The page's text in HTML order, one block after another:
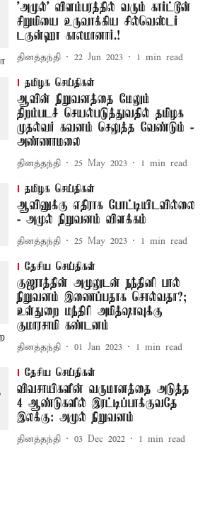
'அமுல்' விளம்பரத்தில் வரும் கார்ட்டூன்
சிறுமியை உருவாக்கிய சில்வெஸ்டர்
டகுன்ஹா காலமானார்.!
தினத்தந்தி 22 Jun 2023 1 min read
தமிழக செய்திகள்
ஆவின் நிறுவனத்தை மேலும்
திறம்படச் செயல்படுத்துவதில் தமிழக
முதல்வர் கவனம் செலுத்த வேண்டும் -
அண்ணாமலை
தினத்தந்தி 25 May 2023 1 min read
தமிழக செய்திகள்
ஆவினுக்கு எதிராக போட்டியிடவில்லை
- அமுல் நிறுவனம் விளக்கம்
தினத்தந்தி 25 May 2023 1 min read
தேசிய செய்திகள்
குஜராத்தின் அமுலுடன் நந்தினி பால்
நிறுவனம் இணைப்பதாக சொல்வதா?;
உள்துறை மந்திரி அமித்ஷாவுக்கு
குமாரசாமி கண்டனம்
தினத்தந்தி 01 Jan 2023 1 min read
தேசிய செய்திகள்
விவசாயிகளின் வருமானத்தை அடுத்த
4 ஆண்டுகளில் இரட்டிப்பாக்குவதே
இலக்கு: அமுல் நிறுவனம்
தினத்தந்தி 03 Dec 2022 1 min read